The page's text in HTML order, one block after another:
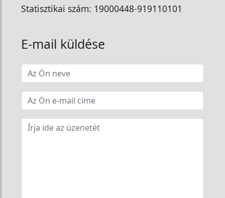
Statisztikai szám: 19000448-919110101
E-mail küldése